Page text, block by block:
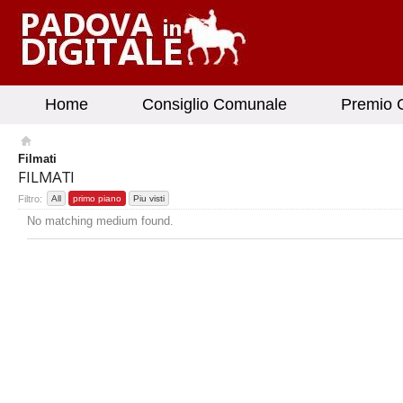
Home Consiglio Comunale Premio
Filmati
FILMATI
Filtro: All primo piano Piu visti
No matching medium found.